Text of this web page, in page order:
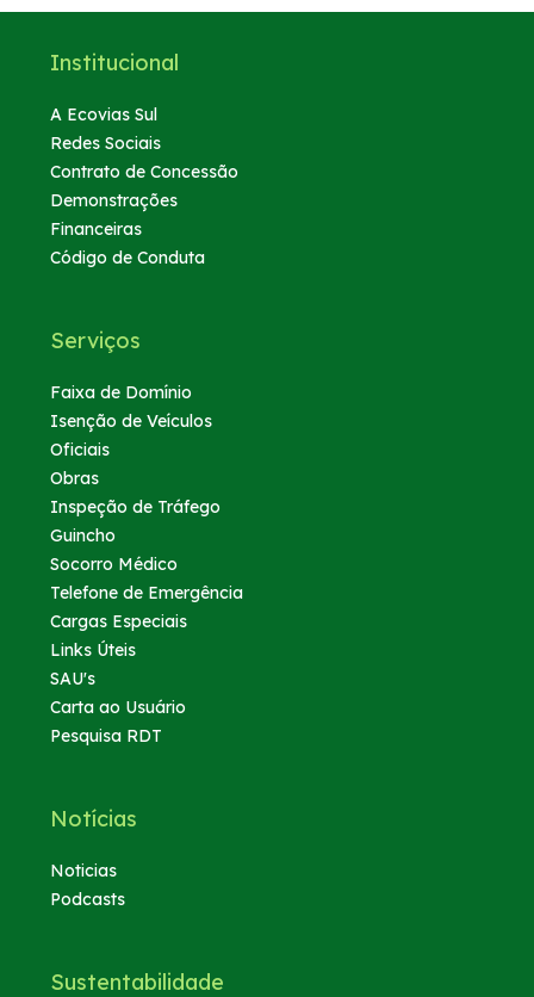
Institucional
A Ecovias Sul
Redes Sociais
Contrato de Concessão
Demonstrações
Financeiras
Código de Conduta
Serviços
Faixa de Domínio
Isenção de Veículos
Oficiais
Obras
Inspeção de Tráfego
Guincho
Socorro Médico
Telefone de Emergência
Cargas Especiais
Links Úteis
SAU's
Carta ao Usuário
Pesquisa RDT
Notícias
Noticias
Podcasts
Sustentabilidade